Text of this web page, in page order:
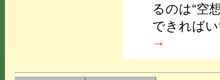
るのは“空
できれば
→